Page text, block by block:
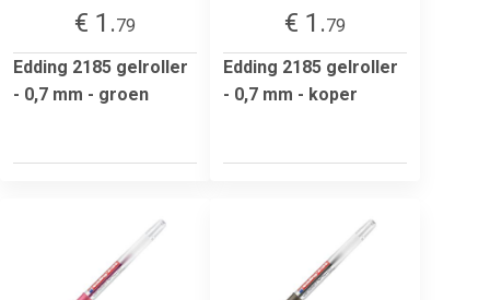
€ 1.79
Edding 2185 gelroller
- 0,7 mm - groen
€ 1.79
Edding 2185 gelroller
- 0,7 mm - koper